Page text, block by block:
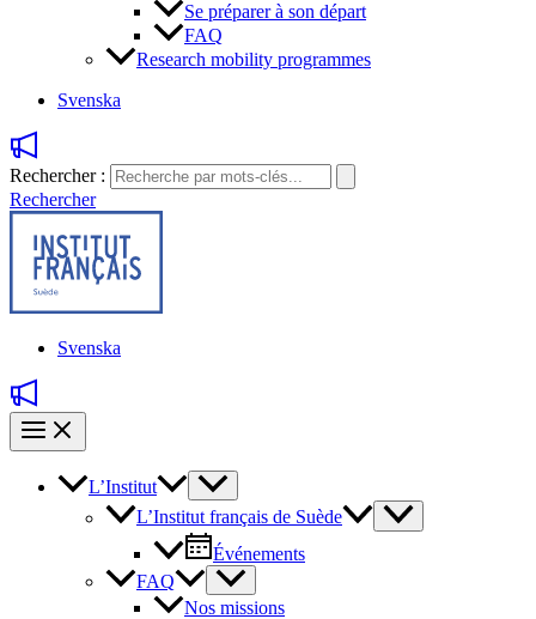
Se préparer à son départ
FAQ
Research mobility programmes
Svenska
Rechercher :
Rechercher
Svenska
L’Institut
L’Institut français de Suède
Événements
FAQ
Nos missions